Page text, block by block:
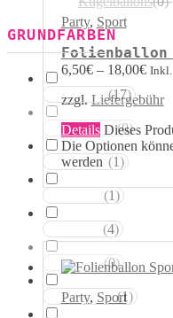
Party, Sport
Folienballon
6,50€– 18,00€ Inkl.
zzgl.Liefergebühr
Details Dieses
Die Optionen
werden
Party, Sport
GRUNDFARBEN
Weisstöne (17)
Transparent (0)
Silbertöne (1)
(1)
(4)
Goldtöne (0)
Orangetöne (1)